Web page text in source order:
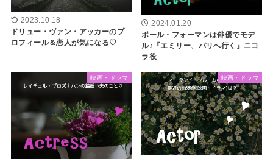
2023.10.18
ドリュー・ヴァン・アッカーのプ
ロフィール＆恋人が気になる♡
2024.01.20
ポール・フォーマンは俳優でモデ
ル♪『エミリー、パリへ行く』ニコ
ラ役
映画・ドラマ 映画・ドラマ